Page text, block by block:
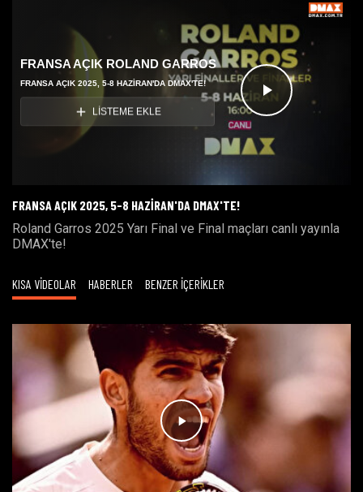
Videoyu
Oynat
FRANSA AÇIK ROLAND GARROS
FRANSA AÇIK 2025, 5-8 HAZİRAN'DA DMAX'TE!
LİSTEME EKLE
FRANSA AÇIK 2025, 5-8 HAZİRAN'DA DMAX'TE!
Roland Garros 2025 Yarı Final ve Final maçları canlı yayınla
DMAX'te!
KISA VİDEOLAR HABERLER BENZER İÇERİKLER